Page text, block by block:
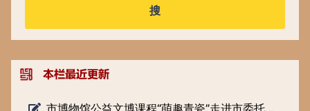
搜
市博物馆公益文博课程“萌趣青瓷”走进市委托管课堂